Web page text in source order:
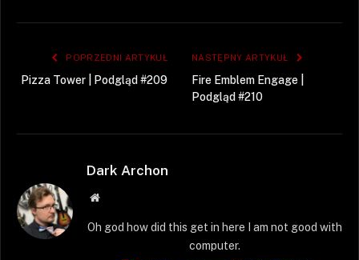
POPRZEDNI ARTYKUŁ
Pizza Tower | Podgląd #209
NASTĘPNY ARTYKUŁ
Fire Emblem Engage |
Podgląd #210
Dark Archon
Strona
Oh god how did this get in here I am not good with
computer.